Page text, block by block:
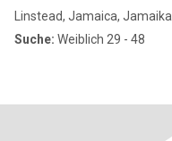
Linstead, Jamaica, Jamaika
Suche: Weiblich 29 - 48